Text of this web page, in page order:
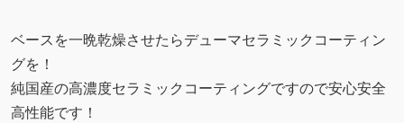
ベースを一晩乾燥させたらデューマセラミックコーティン
グを！
純国産の高濃度セラミックコーティングですので安心安全
高性能です！